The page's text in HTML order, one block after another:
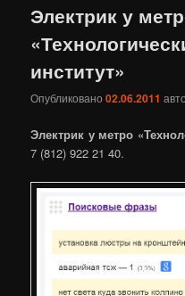
Электрик у
институт»
Опубликовано02.06.2011
Электрик у метро
7 (812) 922 21 40.